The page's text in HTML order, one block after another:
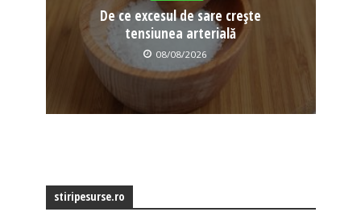
De ce excesul de sare crește
tensiunea arterială
08/08/2026
stiripesurse.ro